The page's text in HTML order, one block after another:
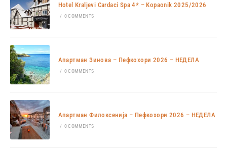
Hotel Kraljevi Cardaci Spa 4* – Kopaonik 2025/2026
/ 0 COMMENTS
Апартман Зинова – Пефкохори 2026 – НЕДЕЛА
/ 0 COMMENTS
Апартман Филоксенија – Пефкохори 2026 – НЕДЕЛА
/ 0 COMMENTS